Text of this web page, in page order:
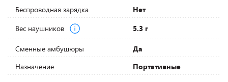
Беспроводная зарядка
Нет
Вес наушников
5.3 г
Сменные амбушюры
Да
Назначение
Портативные